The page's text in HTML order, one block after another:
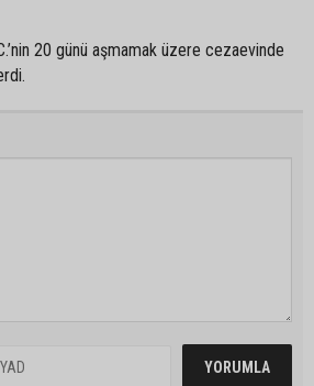
20 günü aşmamak üzere cezaevinde